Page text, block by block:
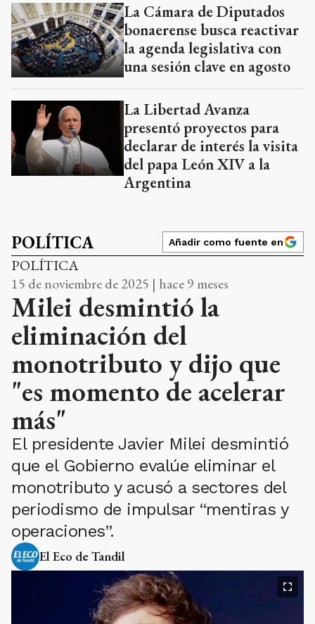
La Cámara de Diputados
bonaerense busca reactivar
la agenda legislativa con
una sesión clave en agosto
La Libertad Avanza
presentó proyectos para
declarar de interés la visita
del papa León XIV a la
Argentina
POLÍTICA Añadir como fuente en
POLÍTICA
15 de noviembre de 2025 | hace 9 meses
Milei desmintió la
eliminación del
monotributo y dijo que
"es momento de acelerar
más"
El presidente Javier Milei desmintió
que el Gobierno evalúe eliminar el
monotributo y acusó a sectores del
periodismo de impulsar “mentiras y
operaciones”.
El Eco de Tandil